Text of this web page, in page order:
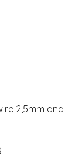
2,5mm and